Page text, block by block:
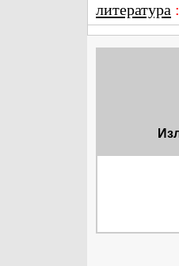
литература :